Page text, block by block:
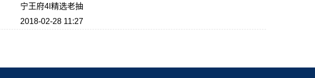
宁王府4l精选老抽
2018-02-28 11:27